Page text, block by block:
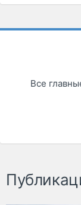
Все